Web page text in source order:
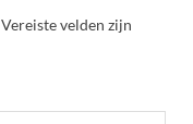
Vereiste velden zijn